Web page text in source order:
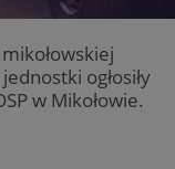
ogłosiły
w Mikołowie.